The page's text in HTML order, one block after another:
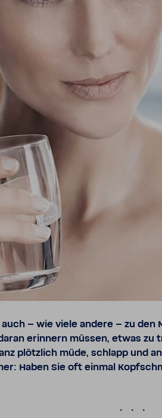
auch – wie viele andere – zu den
erinnern müssen, etwas zu
plötzlich müde, schlapp und
Haben Sie oft einmal
.